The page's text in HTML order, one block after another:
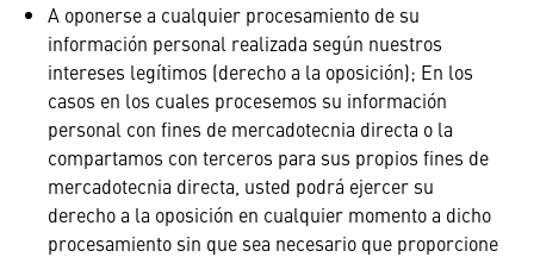
A oponerse a cualquier procesamiento de su
información personal realizada según nuestros
intereses legítimos (derecho a la oposición); En los
casos en los cuales procesemos su información
personal con fines de mercadotecnia directa o la
compartamos con terceros para sus propios fines de
mercadotecnia directa, usted podrá ejercer su
derecho a la oposición en cualquier momento a dicho
procesamiento sin que sea necesario que proporcione